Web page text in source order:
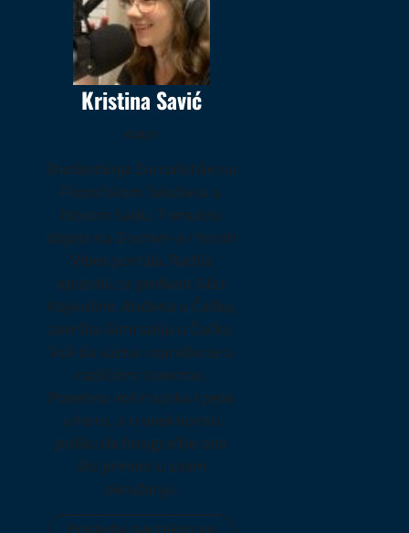
Kristina Savić
Autor
Studentkinja žurnalistike na
Filozofskom fakultetu u
Novom Sadu. Trenutno
dopisnica Zoomer-a i Youth
Vibes portala. Radila
epizodu za podkast Glas
Vojvodine. Rođena u Čačku,
završila Gimnaziju u Čačku.
Voli da sazna i oproba se u
različitim stvarima.
Posebno voli muziku i peva
u horu, a u uvek koristi
priliku da fotografiše ono
što primeti u svom
okruženju.